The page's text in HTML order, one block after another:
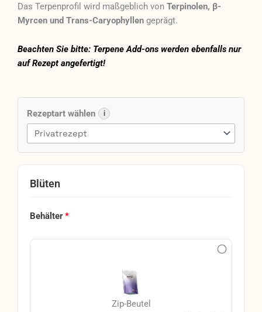
Das Terpenprofil wird maßgeblich von Terpinolen, β-
Myrcen und Trans-Caryophyllen geprägt.
Beachten Sie bitte: Terpene Add-ons werden ebenfalls nur
auf Rezept angefertigt!
Rezeptart wählen i
Blüten
Behälter*
Zip-Beutel
CA